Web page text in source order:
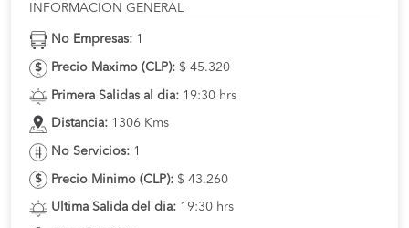
INFORMACION GENERAL
No Empresas: 1
Precio Maximo (CLP): $ 45.320
Primera Salidas al dia: 19:30 hrs
Distancia: 1306 Kms
No Servicios: 1
Precio Minimo (CLP): $ 43.260
Ultima Salida del dia: 19:30 hrs